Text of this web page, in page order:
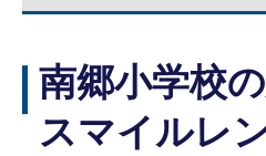
南郷小学校
スマイルレ